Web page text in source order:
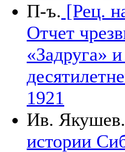
П-ъ. [Рец.
Отчет
«Задруга»
1921
Ив. Якушев.
истории